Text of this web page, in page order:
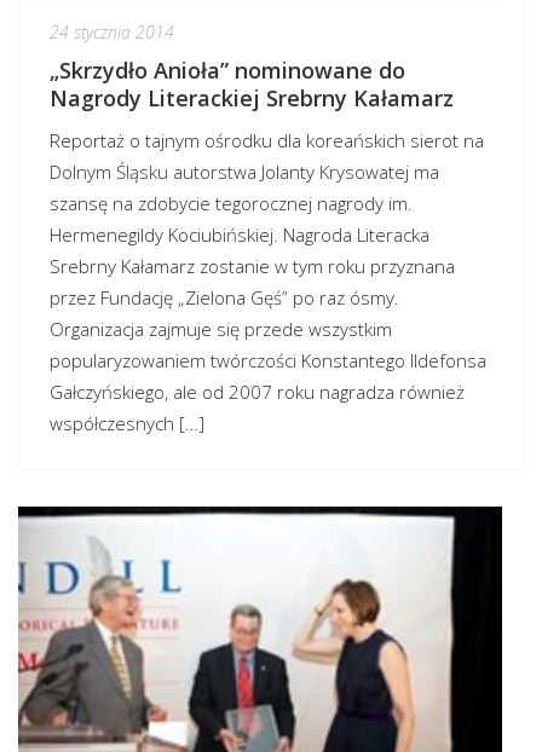
24 stycznia 2014
„Skrzydło Anioła” nominowane do
Nagrody Literackiej Srebrny Kałamarz
Reportaż o tajnym ośrodku dla koreańskich sierot na
Dolnym Śląsku autorstwa Jolanty Krysowatej ma
szansę na zdobycie tegorocznej nagrody im.
Hermenegildy Kociubińskiej. Nagroda Literacka
Srebrny Kałamarz zostanie w tym roku przyznana
przez Fundację „Zielona Gęś” po raz ósmy.
Organizacja zajmuje się przede wszystkim
popularyzowaniem twórczości Konstantego Ildefonsa
Gałczyńskiego, ale od 2007 roku nagradza również
współczesnych […]